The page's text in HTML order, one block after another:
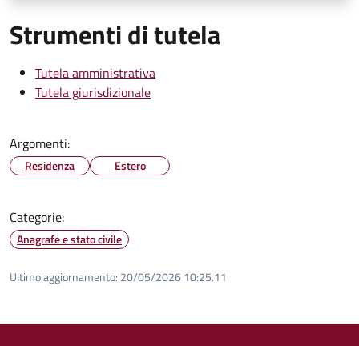
Strumenti di tutela
Tutela amministrativa
Tutela giurisdizionale
Argomenti:
Residenza Estero
Categorie:
Anagrafe e stato civile
Ultimo aggiornamento: 20/05/2026 10:25.11